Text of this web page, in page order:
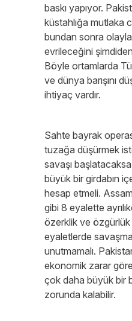
baskı yapıyor.
küstahlığa mutlaka
bundan sonra
evrileceğini
Böyle ortamlarda
ve dünya barışını
ihtiyaç vardır.
Sahte bayrak
tuzağa düşürmek
savaşı
büyük bir girdabın
hesap etmeli.
gibi 8 eyalette
özerklik ve
eyaletlerde
unutmamalı.
ekonomik zarar
çok daha büyük bir
zorunda kalabilir.